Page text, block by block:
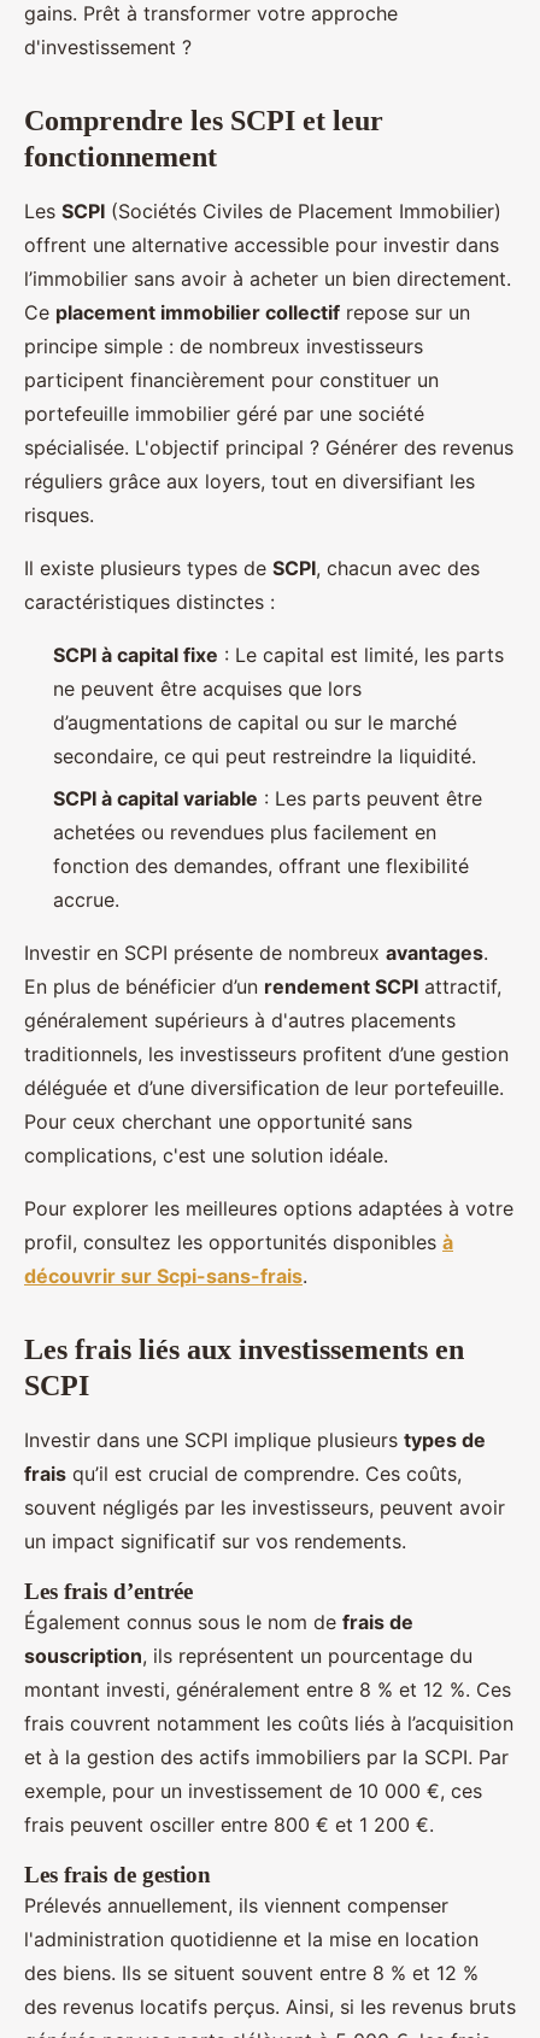
gains. Prêt à transformer votre approche
d'investissement ?
Comprendre les SCPI et leur
fonctionnement
Les SCPI (Sociétés Civiles de Placement Immobilier)
offrent une alternative accessible pour investir dans
l’immobilier sans avoir à acheter un bien directement.
Ce placement immobilier collectif repose sur un
principe simple : de nombreux investisseurs
participent financièrement pour constituer un
portefeuille immobilier géré par une société
spécialisée. L'objectif principal ? Générer des revenus
réguliers grâce aux loyers, tout en diversifiant les
risques.
Il existe plusieurs types de SCPI, chacun avec des
caractéristiques distinctes :
SCPI à capital fixe : Le capital est limité, les parts
ne peuvent être acquises que lors
d’augmentations de capital ou sur le marché
secondaire, ce qui peut restreindre la liquidité.
SCPI à capital variable : Les parts peuvent être
achetées ou revendues plus facilement en
fonction des demandes, offrant une flexibilité
accrue.
Investir en SCPI présente de nombreux avantages.
En plus de bénéficier d’un rendement SCPI attractif,
généralement supérieurs à d'autres placements
traditionnels, les investisseurs profitent d’une gestion
déléguée et d’une diversification de leur portefeuille.
Pour ceux cherchant une opportunité sans
complications, c'est une solution idéale.
Pour explorer les meilleures options adaptées à votre
profil, consultez les opportunités disponibles à
découvrir sur Scpi-sans-frais.
Les frais liés aux investissements en
SCPI
Investir dans une SCPI implique plusieurs types de
frais qu’il est crucial de comprendre. Ces coûts,
souvent négligés par les investisseurs, peuvent avoir
un impact significatif sur vos rendements.
Les frais d’entrée
Également connus sous le nom de frais de
souscription, ils représentent un pourcentage du
montant investi, généralement entre 8 % et 12 %. Ces
frais couvrent notamment les coûts liés à l’acquisition
et à la gestion des actifs immobiliers par la SCPI. Par
exemple, pour un investissement de 10 000 €, ces
frais peuvent osciller entre 800 € et 1 200 €.
Les frais de gestion
Prélevés annuellement, ils viennent compenser
l'administration quotidienne et la mise en location
des biens. Ils se situent souvent entre 8 % et 12 %
des revenus locatifs perçus. Ainsi, si les revenus bruts